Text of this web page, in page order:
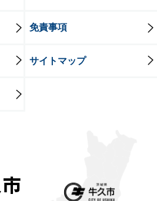
免責事項
サイトマップ